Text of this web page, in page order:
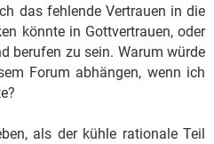
das fehlende Vertrauen in die
könnte in Gottvertrauen, oder
berufen zu sein. Warum würde
Forum abhängen, wenn ich
als der kühle rationale Teil